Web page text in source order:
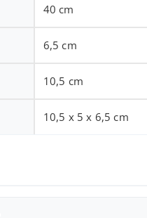
40 cm
6,5 cm
10,5 cm
10,5 x 5 x 6,5 cm